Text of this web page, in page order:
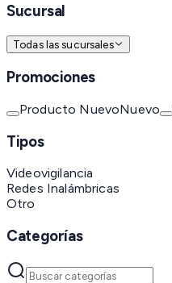
Sucursal
Todas las sucursales
Promociones
Producto NuevoNuevo
Tipos
Videovigilancia
Redes Inalámbricas
Otro
Categorías